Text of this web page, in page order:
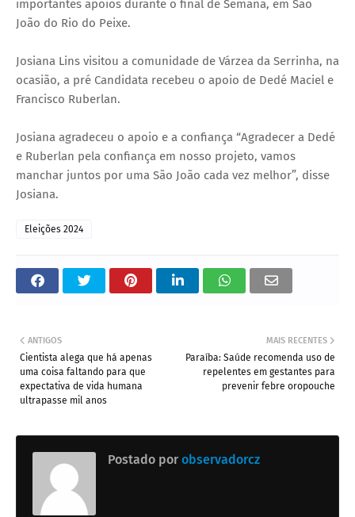
importantes apoios durante o final de Semana, em São
João do Rio do Peixe.
Josiana Lins visitou a comunidade de Várzea da Serrinha, na
ocasião, a pré Candidata recebeu o apoio de Dedé Maciel e
Francisco Ruberlan.
Josiana agradeceu o apoio e a confiança “Agradecer a Dedé
e Ruberlan pela confiança em nosso projeto, vamos
manchar juntos por uma São João cada vez melhor”, disse
Josiana.
Eleições 2024
MAIS RECENTES
Paraíba: Saúde recomenda uso de
repelentes em gestantes para
prevenir febre oropouche
ANTIGOS
Cientista alega que há apenas
uma coisa faltando para que
expectativa de vida humana
ultrapasse mil anos
Postado por observadorcz